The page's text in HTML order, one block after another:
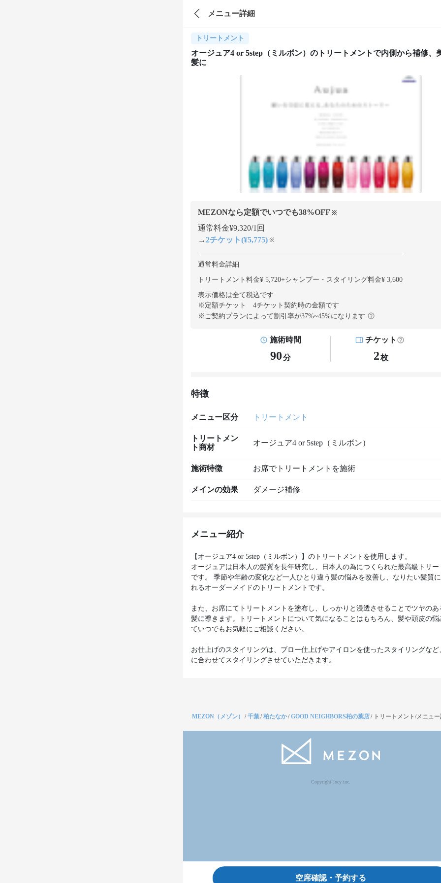
メニュー詳細
トリートメント
オージュア4 or 5step（ミルボン）のトリートメントで内側から補修、
髪に
MEZONなら定額でいつでも38%OFF ※
通常料金¥9,320/1回
→2チケット(¥5,775) ※
通常料金詳細
トリートメント料金¥ 5,720+シャンプー・スタイリング料金¥ 3,600
表示価格は全て税込です
※定額チケット 4チケット契約時の金額です
※ご契約プランによって割引率が37%~45%になります
施術時間
90分
チケット
2枚
特徴
メニュー区分 トリートメント
トリートメン
ト商材
オージュア4 or 5step（ミルボン）
施術特徴 お席でトリートメントを施術
メインの効果 ダメージ補修
メニュー紹介
【オージュア4 or 5step（ミルボン）】のトリートメントを使用します。
オージュアは日本人の髪質を長年研究し、日本人の為につくられた最高級トリー
です。 季節や年齢の変化など一人ひとり違う髪の悩みを改善し、なりたい髪質
れるオーダーメイドのトリートメントです。
また、お席にてトリートメントを塗布し、しっかりと浸透させることでツヤのあ
髪に導きます。トリートメントについて気になることはもちろん、髪や頭皮の悩
ていつでもお気軽にご相談ください。
お仕上げのスタイリングは、ブロー仕上げやアイロンを使ったスタイリングなど
に合わせてスタイリングさせていただきます。
MEZON（メゾン） /千葉/柏たなか/GOOD NEIGHBORS柏の葉店/ トリートメント/メニュ
Copyright Jocy inc.
空席確認・予約する